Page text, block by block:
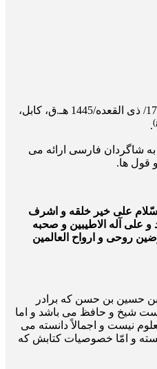
یک­شنبه 6/3/1403 هـ.ش مطابق با 17/ ذی القعده/1445 هـ.ق، کابل،
.
شاگردان فارسی ارائه می
قول ها.
علی خیر خلقه و اشرف
علی آله الاطیبین و صحبه
روحی و ارواح العالمین
حسین بن حسن که برادر
شیخ و حافظ می باشد و اما
نیست و اجمالاً دانسته می
و امّا خصوصیات کتابش که